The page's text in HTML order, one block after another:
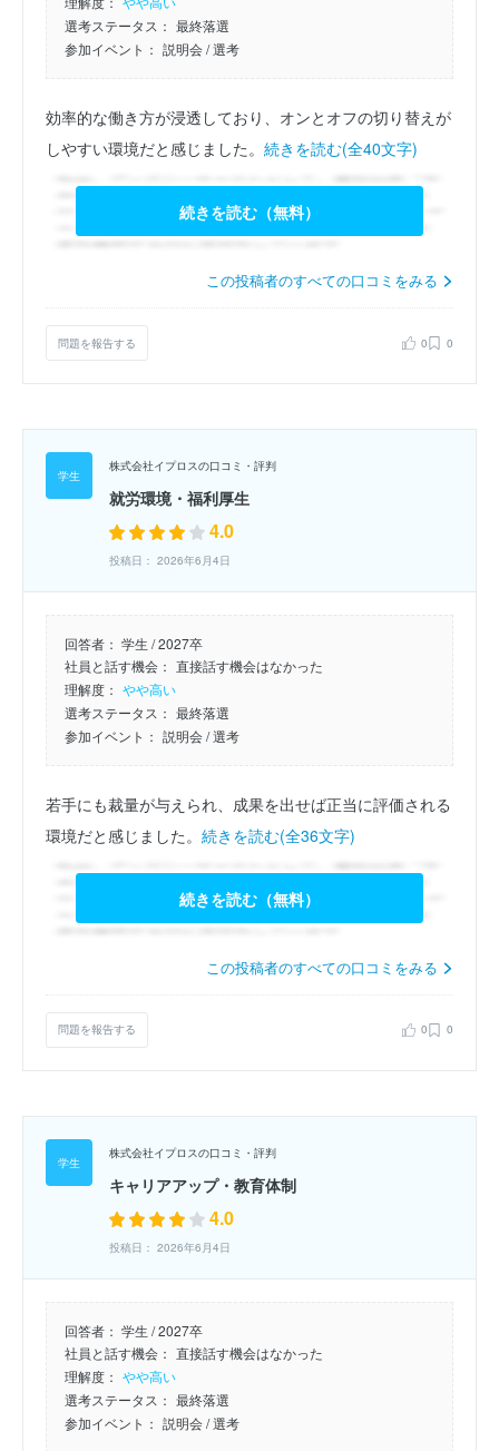
選考ステータス： 最終落選
参加イベント： 説明会/ 選考
効率的な働き方が浸透しており、オンとオフの切り替えが
しやすい環境だと感じました。 続きを読む(全40文字)
続きを読む（無料）
この投稿者のすべての口コミをみる
問題を報告する 0 0
株式会社イプロスの口コミ・評判
就労環境・福利厚生
4.0
投稿日： 2026年6月4日
回答者： 学生 / 2027卒
社員と話す機会： 直接話す機会はなかった
理解度： やや高い
選考ステータス： 最終落選
参加イベント： 説明会/ 選考
若手にも裁量が与えられ、成果を出せば正当に評価される
環境だと感じました。 続きを読む(全36文字)
続きを読む（無料）
この投稿者のすべての口コミをみる
問題を報告する 0 0
株式会社イプロスの口コミ・評判
キャリアアップ・教育体制
4.0
投稿日： 2026年6月4日
回答者： 学生 / 2027卒
社員と話す機会： 直接話す機会はなかった
理解度： やや高い
選考ステータス： 最終落選
参加イベント： 説明会/ 選考